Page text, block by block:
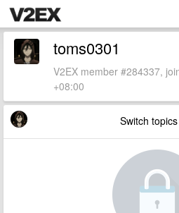
toms0301
V2EX member #284337,
+08:00
Switch